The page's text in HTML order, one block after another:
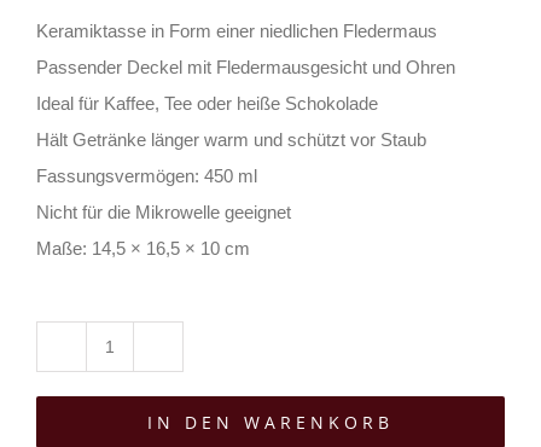
Keramiktasse in Form einer niedlichen Fledermaus
Passender Deckel mit Fledermausgesicht und Ohren
Ideal für Kaffee, Tee oder heiße Schokolade
Hält Getränke länger warm und schützt vor Staub
Fassungsvermögen: 450 ml
Nicht für die Mikrowelle geeignet
Maße: 14,5 × 16,5 × 10 cm
of
Equinox
IN DEN WARENKORB